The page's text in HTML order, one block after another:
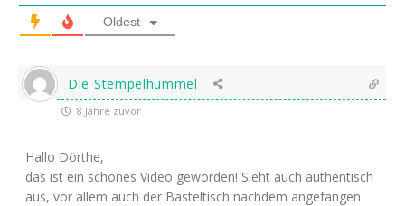
Oldest
Die Stempelhummel
8 Jahre zuvor
Hallo Dörthe,
das ist ein schönes Video geworden! Sieht auch authentisch
aus, vor allem auch der Basteltisch nachdem angefangen